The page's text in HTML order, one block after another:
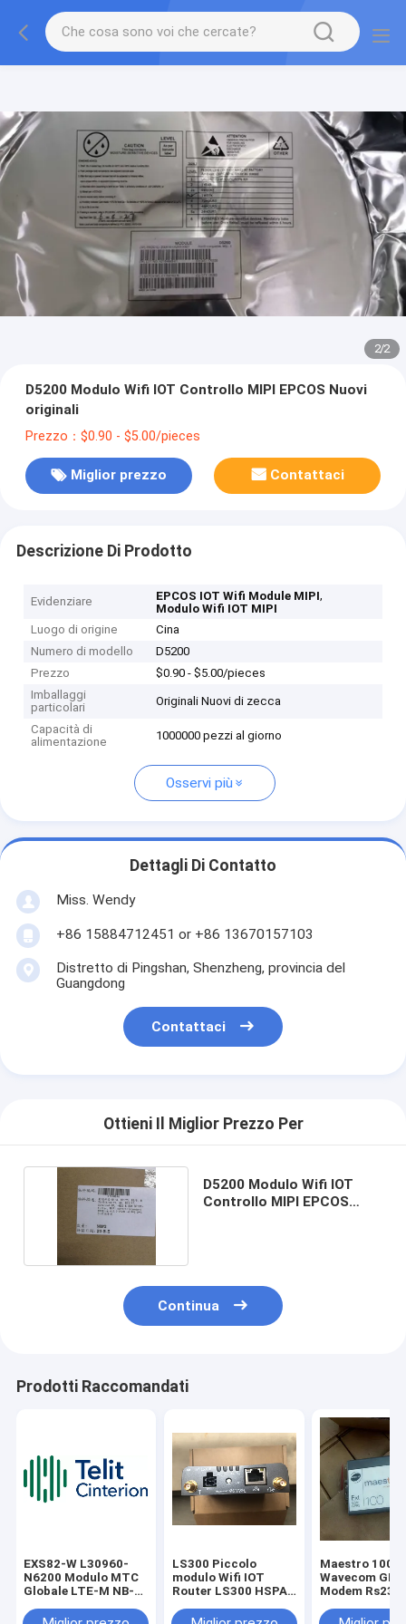
2/2
D5200 Modulo Wifi IOT Controllo MIPI EPCOS Nuovi
originali
Prezzo：$0.90 - $5.00/pieces
Miglior prezzo Contattaci
Descrizione Di Prodotto
Evidenziare EPCOS IOT Wifi Module MIPI,
Modulo Wifi IOT MIPI
Luogo di origine
Cina
Numero di modello
D5200
Prezzo
$0.90 - $5.00/pieces
Imballaggi
particolari
Originali Nuovi di zecca
Capacità di
alimentazione
1000000 pezzi al giorno
Osservi più
Dettagli Di Contatto
Miss. Wendy
+86 15884712451 or +86 13670157103
Distretto di Pingshan, Shenzheng, provincia del
Guangdong
Contattaci
Ottieni Il Miglior Prezzo Per
D5200 Modulo Wifi IOT
Controllo MIPI EPCOS
Continua
Prodotti Raccomandati
EXS82-W L30960-
N6200 Modulo MTC
Globale LTE-M NB-
Il modulo Wireless
LS300 Piccolo
modulo Wifi IOT
Router LS300 HSPA+
Gateway
Maestro 100
Wavecom
Modem Rs232
antenna